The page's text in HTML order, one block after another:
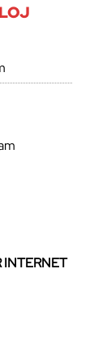
INTERNET